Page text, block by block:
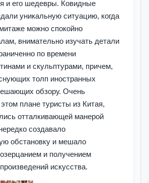
и его шедевры. Ковидные
уникальную ситуацию, когда
можно спокойно
внимательно изучать детали
по времени
и скульптурами, причем,
толп иностранных
обзору. Очень
плане туристы из Китая,
отталкивающей манерой
создавало
обстановку и мешало
и получением
искусства.